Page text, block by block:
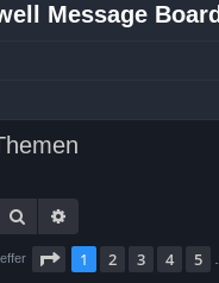
Message Board
Suche
Seite 1von14
1 2 3 4 5